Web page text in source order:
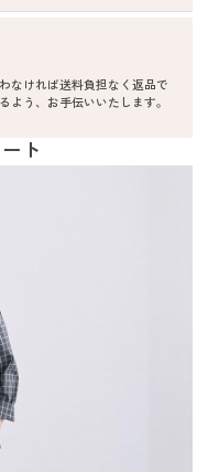
なければ送料負担なく返品で
よう、お手伝いいたします。
ト